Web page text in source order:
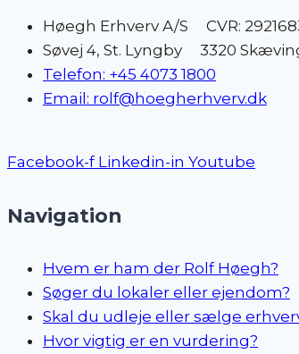
Høegh Erhverv A/S CVR:
Søvej 4, St. Lyngby 3320
Telefon: +45 4073 1800
Email: rolf@hoegherhverv.dk
Facebook-f Linkedin-in Youtube
Navigation
Hvem er ham der Rolf Høegh?
Søger du lokaler eller ejendom?
Skal du udleje eller sælge
Hvor vigtig er en vurdering?